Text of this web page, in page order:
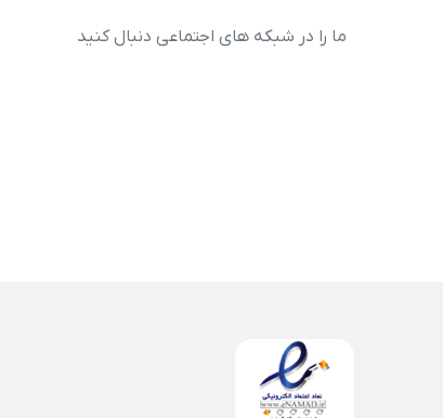
ما را در شبکه های اجتماعی دنبال کنید